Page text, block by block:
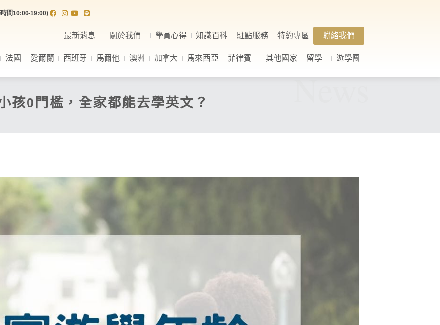
間10:00-19:00)
最新消息 關於我們 學員心得 知識百科 駐點服務 特約專區 聯絡我們
法國 愛爾蘭 西班牙 馬爾他 澳洲 加拿大 馬來西亞 菲律賓 其他國家 留學 遊學團
孩0門檻，全家都能去學英文？ News